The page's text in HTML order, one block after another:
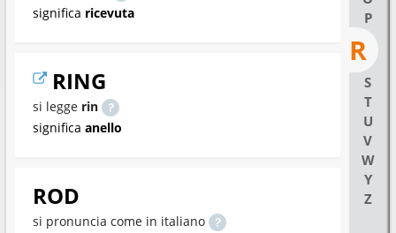
P
R
S
T
U
V
W
Y
Z
significa ricevuta
RING
si legge rin
significa anello
ROD
si pronuncia come in italiano